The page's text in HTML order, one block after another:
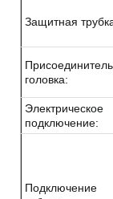
Защитная
головка:
Электрическое
подключение:
Подключение